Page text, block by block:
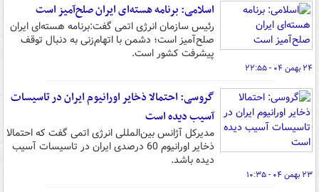
اسلامی: برنامه هسته‌ای ایران صلح‌آمیز است
رئیس سازمان انرژی اتمی گفت:برنامه هسته‌ای ایران
صلح‌آمیز است؛ دشمن با اتهام‌زنی به دنبال توقف
پیشرفت کشور است.
۲۴ بهمن ۰۴ - ۲۲:۵۵
گروسی: احتمالا ذخایر اورانیوم ایران در تاسیسات
آسیب دیده است
مدیرکل آژانس بین‌المللی انرژی اتمی گفت که احتمالا
ذخایر اورانیوم 60 درصدی ایران در تاسیسات آسیب
دیده باشد.
۲۳ بهمن ۰۴ - ۱۰:۳۵